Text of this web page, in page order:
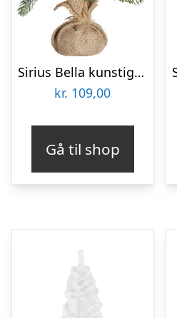
Sirius Bella kunstigt juletræ med hvidt lys, 30 cm
kr. 109,00
Gå til shop